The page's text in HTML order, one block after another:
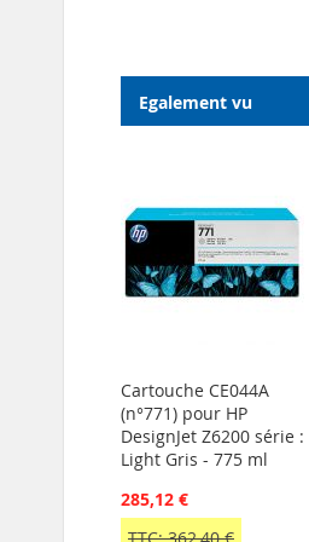
Egalement vu
Cartouche CE044A
(n°771) pour HP
DesignJet Z6200 série :
Light Gris - 775 ml
285,12 €